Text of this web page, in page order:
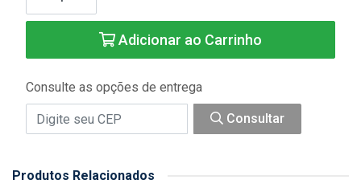
Adicionar ao Carrinho
Consulte as opções de entrega
Consultar
Produtos Relacionados